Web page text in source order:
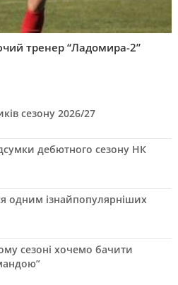
тренер “Ладомира-2”
сезону 2026/27
дебютного сезону НК
одним ізнайпопулярніших
сезоні хочемо бачити